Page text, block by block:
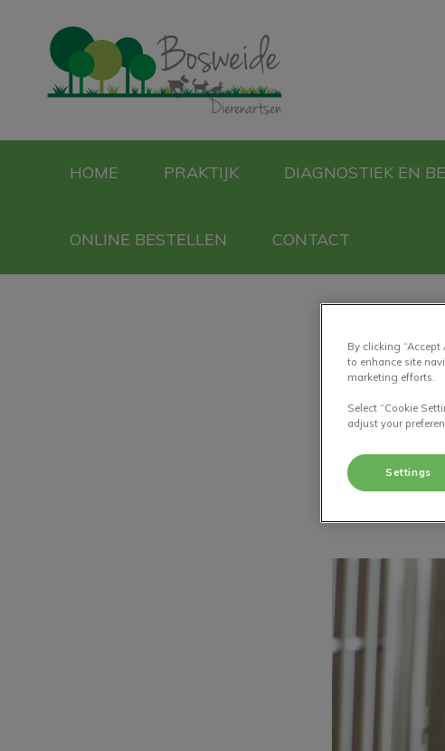
HOME PRAKTIJK DIAGNOSTIEK EN
ONLINE BESTELLEN CONTACT
By clicking
to enhance site
marketing efforts.
Select “Cookie
adjust your
Settings